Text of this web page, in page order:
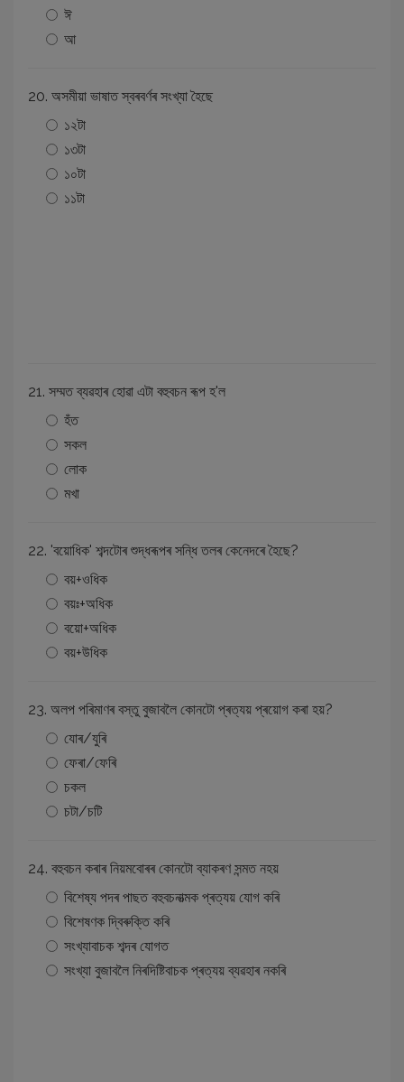
ঈ
আ
20. অসমীয়া ভাষাত স্বৰবৰ্ণৰ সংখ্যা হৈছে
১২টা
১৩টা
১০টা
১১টা
21. সম্মত ব্যৱহাৰ হোৱা এটা বহুবচন ৰূপ হ'ল
হঁত
সকল
লোক
মখা
22. 'বয়োধিক' শব্দটোৰ শুদ্ধৰূপৰ সন্ধি তলৰ কেনেদৰে হৈছে?
বয়+ওধিক
বয়ঃ+অধিক
বয়ো+অধিক
বয়+উধিক
23. অলপ পৰিমাণৰ বস্তু বুজাবলৈ কোনটো প্ৰত্যয় প্ৰয়োগ কৰা হয়?
যোৰ/যুৰি
ফেৰা/ফেৰি
চকল
চটা/চটি
24. বহুবচন কৰাৰ নিয়মবোৰৰ কোনটো ব্যাকৰণ সন্মত নহয়
বিশেষ্য পদৰ পাছত বহুবচনাত্মক প্ৰত্যয় যোগ কৰি
বিশেষণক দ্বিৰুক্তি কৰি
সংখ্যাবাচক শব্দৰ যোগত
সংখ্যা বুজাবলৈ নিৰদিষ্টিবাচক প্ৰত্যয় ব্যৱহাৰ নকৰি